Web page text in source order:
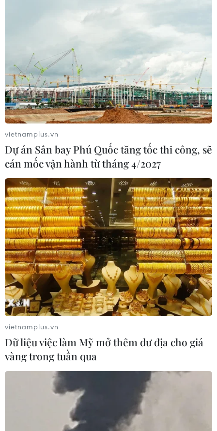
vietnamplus.vn
Dự án Sân bay Phú Quốc tăng tốc thi công, sẽ
cán mốc vận hành từ tháng 4/2027
vietnamplus.vn
Dữ liệu việc làm Mỹ mở thêm dư địa cho giá
vàng trong tuần qua